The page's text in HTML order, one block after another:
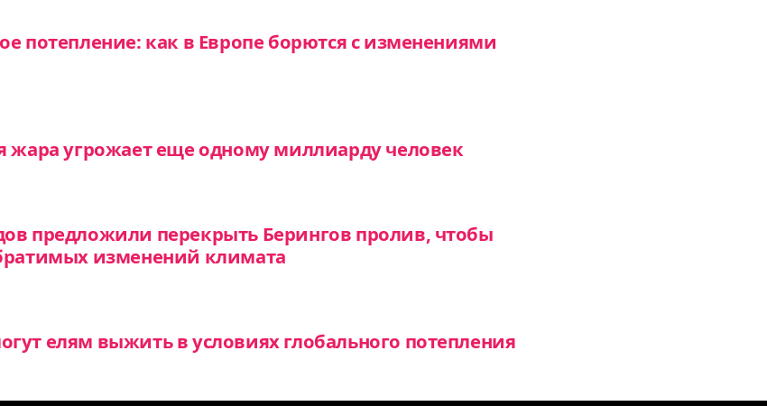
потепление: как в Европе борются с изменениями
жара угрожает еще одному миллиарду человек
предложили перекрыть Берингов пролив, чтобы
изменений климата
елям выжить в условиях глобального потепления